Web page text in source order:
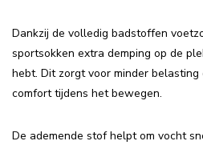
Dankzij de volledig badstoffen
sportsokken extra demping op de
hebt. Dit zorgt voor minder
comfort tijdens het bewegen.
De ademende stof helpt om vocht